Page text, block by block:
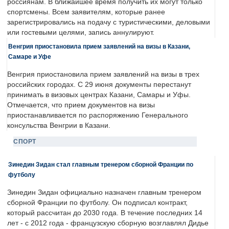
россиянам. В ближайшее время получить их могут только
спортсмены. Всем заявителям, которые ранее
зарегистрировались на подачу с туристическими, деловыми
или гостевыми целями, запись аннулируют.
Венгрия приостановила прием заявлений на визы в Казани,
Самаре и Уфе
Венгрия приостановила прием заявлений на визы в трех
российских городах. С 29 июня документы перестанут
принимать в визовых центрах Казани, Самары и Уфы.
Отмечается, что прием документов на визы
приостанавливается по распоряжению Генерального
консульства Венгрии в Казани.
СПОРТ
Зинедин Зидан стал главным тренером сборной Франции по
футболу
Зинедин Зидан официально назначен главным тренером
сборной Франции по футболу. Он подписал контракт,
который рассчитан до 2030 года. В течение последних 14
лет - с 2012 года - французскую сборную возглавлял Дидье